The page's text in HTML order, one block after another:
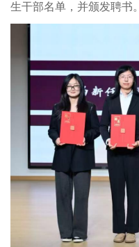
生干部名单，并颁发聘书。